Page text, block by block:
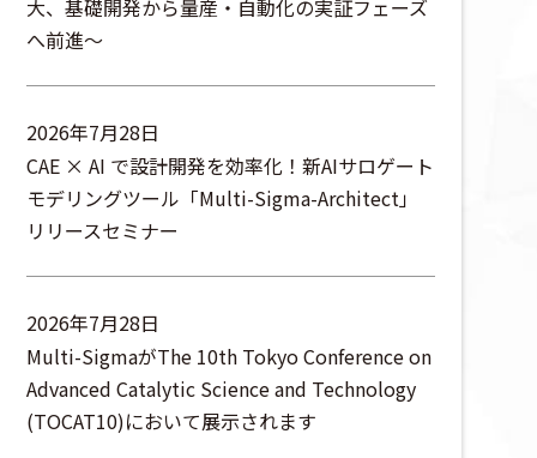
大、基礎開発から量産・自動化の実証フェーズ
へ前進～
2026年7月28日
CAE × AI で設計開発を効率化！新AIサロゲート
モデリングツール「Multi-Sigma-Architect」
リリースセミナー
2026年7月28日
Multi-SigmaがThe 10th Tokyo Conference on
Advanced Catalytic Science and Technology
(TOCAT10)において展示されます